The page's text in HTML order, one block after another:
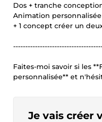
Dos + tranche
Animation
+ 1 concept créer un
Faites-moi savoir si les
personnalisée** et
Je vais créer